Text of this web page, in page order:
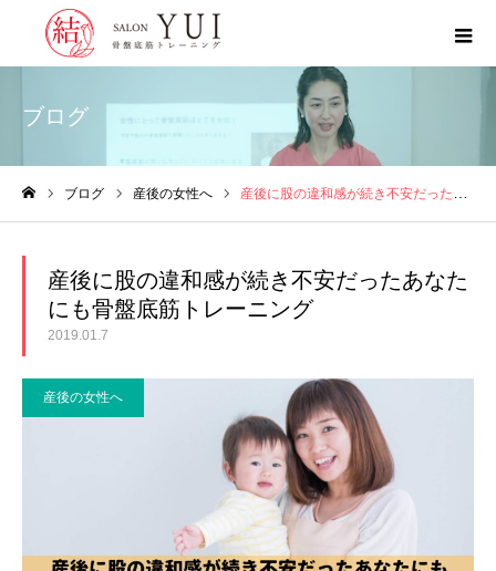
ブログ
ブログ 産後の女性へ 産後に股の違和感が続き不安だったあなたにも骨盤底筋トレーニング
産後に股の違和感が続き不安だったあなた
にも骨盤底筋トレーニング
2019.01.7
産後の女性へ